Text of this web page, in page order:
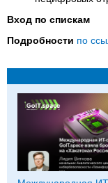
Вход по спискам
Подробности по